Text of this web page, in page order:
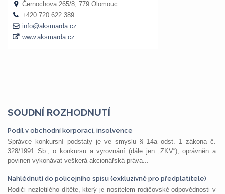
SOUDNÍ ROZHODNUTÍ
Podíl v obchodní korporaci, insolvence
Správce konkursní podstaty je ve smyslu § 14a odst. 1 zákona č.
328/1991 Sb., o konkursu a vyrovnání (dále jen „ZKV“), oprávněn a
povinen vykonávat veškerá akcionářská práva...
Nahlédnutí do policejního spisu (exkluzivně pro předplatitele)
Rodiči nezletilého dítěte, který je nositelem rodičovské odpovědnosti v